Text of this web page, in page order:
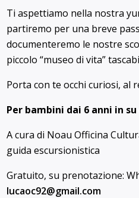
Ti aspettiamo nella nostra
partiremo per una breve
documenteremo le nostre
piccolo “museo di vita”
Porta con te occhi curiosi, al
Per bambini dai 6 anni in
A cura di Noau Officina
guida escursionistica
Gratuito, su prenotazione:
lucaoc92@gmail.com